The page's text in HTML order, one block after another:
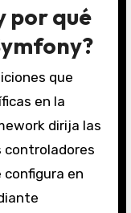
por qué
que
en la
dirija las
controladores
en